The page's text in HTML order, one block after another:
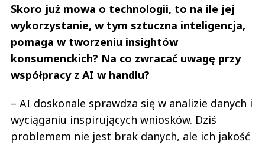
Skoro już mowa o technologii, to na ile jej
wykorzystanie, w tym sztuczna inteligencja,
pomaga w tworzeniu insightów
konsumenckich? Na co zwracać uwagę przy
współpracy z AI w handlu?
– AI doskonale sprawdza się w analizie danych i
wyciąganiu inspirujących wniosków. Dziś
problemem nie jest brak danych, ale ich jakość